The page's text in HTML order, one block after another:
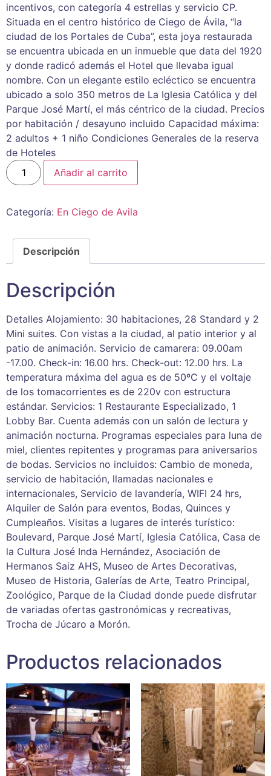
incentivos, con categoría 4 estrellas y servicio CP.
Situada en el centro histórico de Ciego de Ávila, “la
ciudad de los Portales de Cuba”, esta joya restaurada
se encuentra ubicada en un inmueble que data del 1920
y donde radicó además el Hotel que llevaba igual
nombre. Con un elegante estilo ecléctico se encuentra
ubicado a solo 350 metros de La Iglesia Católica y del
Parque José Martí, el más céntrico de la ciudad. Precios
por habitación / desayuno incluido Capacidad máxima:
2 adultos + 1 niño Condiciones Generales de la reserva
de Hoteles
Añadir al carrito
Categoría: En Ciego de Avila
Descripción
Descripción
Detalles Alojamiento: 30 habitaciones, 28 Standard y 2
Mini suites. Con vistas a la ciudad, al patio interior y al
patio de animación. Servicio de camarera: 09.00am
-17.00. Check-in: 16.00 hrs. Check-out: 12.00 hrs. La
temperatura máxima del agua es de 50ºC y el voltaje
de los tomacorrientes es de 220v con estructura
estándar. Servicios: 1 Restaurante Especializado, 1
Lobby Bar. Cuenta además con un salón de lectura y
animación nocturna. Programas especiales para luna de
miel, clientes repitentes y programas para aniversarios
de bodas. Servicios no incluidos: Cambio de moneda,
servicio de habitación, llamadas nacionales e
internacionales, Servicio de lavandería, WIFI 24 hrs,
Alquiler de Salón para eventos, Bodas, Quinces y
Cumpleaños. Visitas a lugares de interés turístico:
Boulevard, Parque José Martí, Iglesia Católica, Casa de
la Cultura José Inda Hernández, Asociación de
Hermanos Saiz AHS, Museo de Artes Decorativas,
Museo de Historia, Galerías de Arte, Teatro Principal,
Zoológico, Parque de la Ciudad donde puede disfrutar
de variadas ofertas gastronómicas y recreativas,
Trocha de Júcaro a Morón.
Productos relacionados